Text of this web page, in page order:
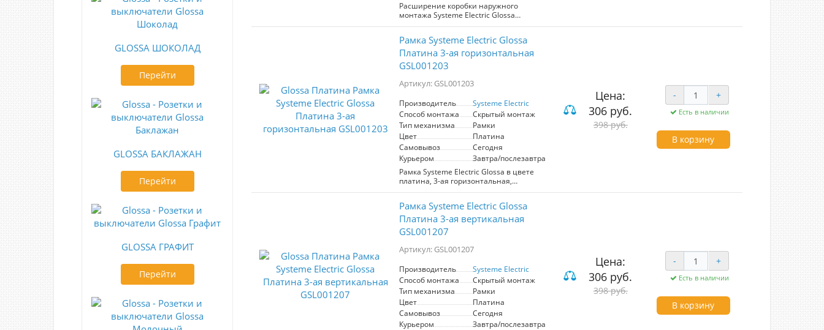
GLOSSA ШОКОЛАД
Перейти
GLOSSA БАКЛАЖАН
Перейти
GLOSSA ГРАФИТ
Перейти
Расширение коробки наружного
монтажа Systeme Electric Glossa
GSL001200C предназначено для
системах. Выполнено в цвете платина,
что обеспечивает стильный внешний
вид и гармоничное сочетание с
современным интерьером. Подходит
для использования в жилых и
коммерческих помещениях.
соединений и удобство в монтаже.
Рамка Systeme Electric Glossa
Платина 3-ая горизонтальная
GSL001203
Артикул: GSL001203
Производитель
Systeme Electric
Способ монтажа
Скрытый монтаж
Тип механизма
Рамки
Цвет
Платина
Самовывоз
Сегодня
Курьером
Завтра/послезавтра
Рамка Systeme Electric Glossa в цвете
платина, 3-ая горизонтальная,
идеально подходит для установки в
надежное крепление механизмов и
легкость в использовании.
Высококачественные материалы
гарантируют долговечность и
стильный внешний вид. Оптимальный
выбор для создания современного и
Цена:
306 руб.
398 руб.
- +
Есть в наличии
В корзину
Рамка Systeme Electric Glossa
Платина 3-ая вертикальная
GSL001207
Артикул: GSL001207
Производитель
Systeme Electric
Способ монтажа
Скрытый монтаж
Тип механизма
Рамки
Цвет
Платина
Самовывоз
Сегодня
Курьером
Завтра/послезавтра
Цена:
306 руб.
398 руб.
- +
Есть в наличии
В корзину